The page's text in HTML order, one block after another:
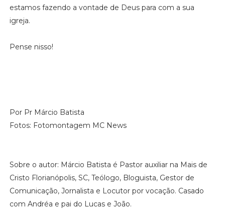
estamos fazendo a vontade de Deus para com a sua
igreja.
Pense nisso!
Por Pr Márcio Batista
Fotos: Fotomontagem MC News
Sobre o autor: Márcio Batista é Pastor auxiliar na Mais de
Cristo Florianópolis, SC, Teólogo, Bloguista, Gestor de
Comunicação, Jornalista e Locutor por vocação. Casado
com Andréa e pai do Lucas e João.